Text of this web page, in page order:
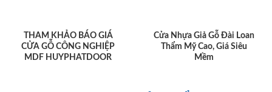
THAM KHẢO BÁO GIÁ
CỬA GỖ CÔNG NGHIỆP
MDF HUYPHATDOOR
Cửa Nhựa Giả Gỗ Đài Loan
Thẩm Mỹ Cao, Giá Siêu
Mềm